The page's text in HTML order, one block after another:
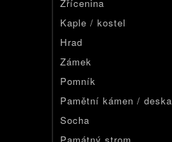
Zřícenina
Kaple / kostel
Hrad
Zámek
Pomník
Pamětní kámen / deska
Socha